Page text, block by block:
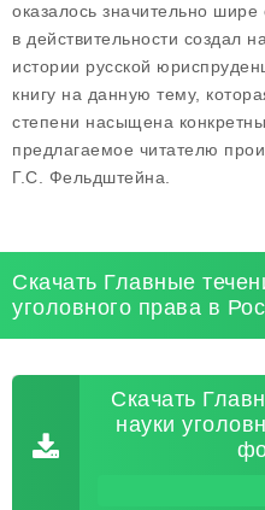
оказалось значительно
в действительности создал
истории русской
книгу на данную тему,
степени насыщена
предлагаемое читателю
Г.С. Фельдштейна.
Скачать Главные
уголовного права в
Скачать
науки